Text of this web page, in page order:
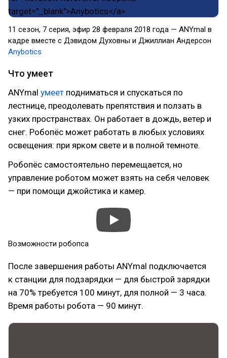
11 сезон, 7 серия, эфир 28 февраля 2018 года — ANYmal в
кадре вместе с Дэвидом Духовны и Джиллиан Андерсон
Anybotics
Что умеет
ANYmal умеет подниматься и спускаться по
лестнице, преодолевать препятствия и ползать в
узких пространствах. Он работает в дождь, ветер и
снег. Робопёс может работать в любых условиях
освещения: при ярком свете и в полной темноте.
Робопёс самостоятельно перемещается, но
управление роботом может взять на себя человек
— при помощи джойстика и камер.
Возможности робопса
После завершения работы ANYmal подключается
к станции для подзарядки — для быстрой зарядки
на 70% требуется 100 минут, для полной — 3 часа.
Время работы робота — 90 минут.